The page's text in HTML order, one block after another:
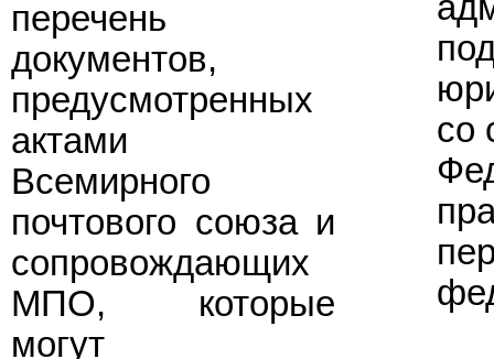
перечень
документов,
предусмотренных
актами
Всемирного
почтового союза и
сопровождающих
МПО, которые
могут
со